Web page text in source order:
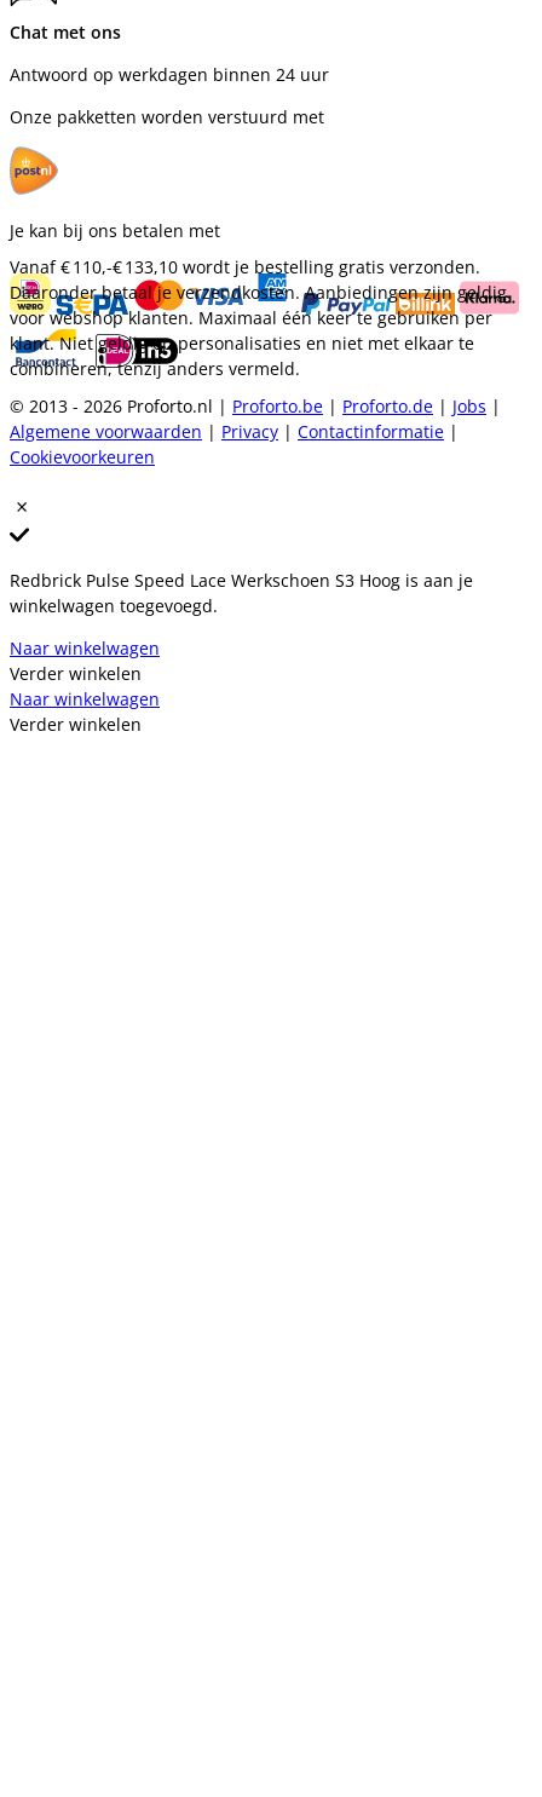
Chat met ons
Antwoord op werkdagen binnen 24 uur
Onze pakketten worden verstuurd met
Je kan bij ons betalen met
Vanaf€ 110,-€ 133,10 wordt je bestelling gratis verzonden.
Daaronder betaal je verzendkosten. Aanbiedingen zijn geldig
voor webshop klanten. Maximaal één keer te gebruiken per
klant. Niet geldig op personalisaties en niet met elkaar te
combineren, tenzij anders vermeld.
© 2013 - 2026 Proforto.nl | Proforto.be | Proforto.de | Jobs |
Algemene voorwaarden | Privacy | Contactinformatie |
Cookievoorkeuren
Redbrick Pulse Speed Lace Werkschoen S3 Hoog is aan je
winkelwagen toegevoegd.
Naar winkelwagen
Verder winkelen
Naar winkelwagen
Verder winkelen